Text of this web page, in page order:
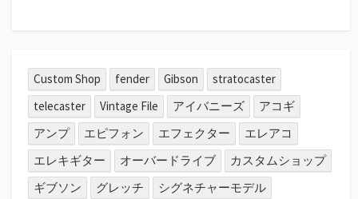
Custom Shop fender Gibson
stratocaster
telecaster
Vintage File アイバニーズ
アコギ
アンプ
エピフォン エフェクター
エレアコ
エレキギター
オーバードライブ
カスタムショップ
ギブソン
グレッチ
シグネチャーモデル